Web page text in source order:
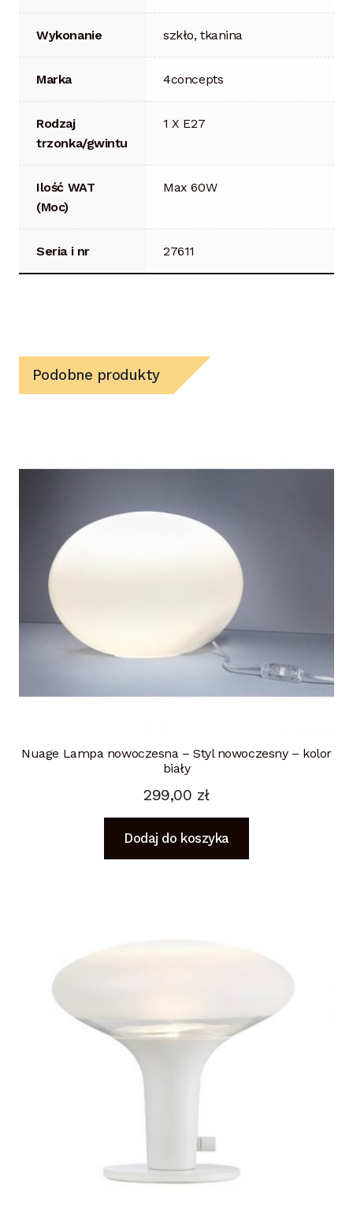
Wykonanie szkło, tkanina
Marka 4concepts
Rodzaj
trzonka/gwintu
1 X E27
Ilość WAT
(Moc)
Max 60W
Seria i nr 27611
Podobne produkty
Nuage Lampa nowoczesna – Styl nowoczesny – kolor
biały
299,00 zł
Dodaj do koszyka